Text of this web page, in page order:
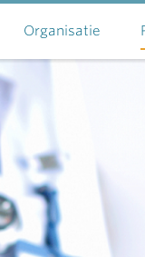
Organisatie